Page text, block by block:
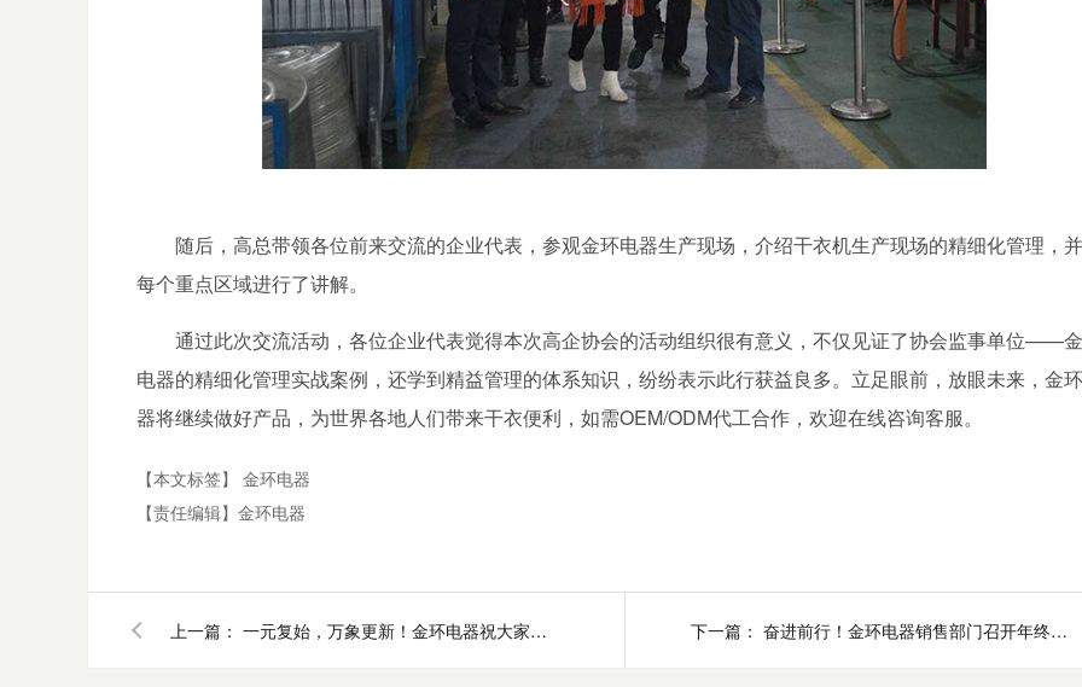
随后，高总带领各位前来交流的企业代表，参观金环电器生产现场，介绍干衣机生产现场的精细化管理，
每个重点区域进行了讲解。
通过此次交流活动，各位企业代表觉得本次高企协会的活动组织很有意义，不仅见证了协会监事单位——
电器的精细化管理实战案例，还学到精益管理的体系知识，纷纷表示此行获益良多。立足眼前，放眼未来，金
器将继续做好产品，为世界各地人们带来干衣便利，如需OEM/ODM代工合作，欢迎在线咨询客服。
【本文标签】 金环电器
【责任编辑】 金环电器
上一篇： 一元复始，万象更新！金环电器祝大家元旦快乐！ 下一篇： 奋进前行！金环电器销售部门召开年终工作总结及2022年规划会议